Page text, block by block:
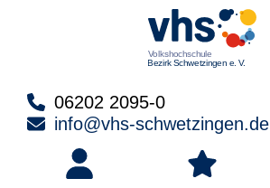
06202 2095-0
info@vhs-schwetzingen.de